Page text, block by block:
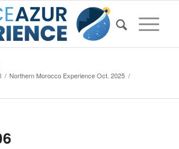
/ Northern Morocco Experience Oct. 2025 /